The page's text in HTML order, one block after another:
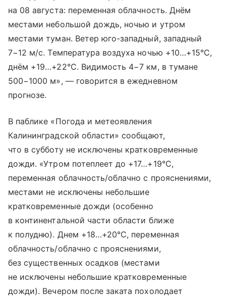
на 08 августа: переменная облачность. Днём
местами небольшой дождь, ночью и утром
местами туман. Ветер юго-западный, западный
7−12 м/с. Температура воздуха ночью +10…+15°C,
днём +19…+22°C. Видимость 4−7 км, в тумане
500−1000 м», — говорится в ежедневном
прогнозе.
В паблике «Погода и метеоявления
Калининградской области» сообщают,
что в субботу не исключены кратковременные
дожди. «Утром потеплеет до +17…+19°С,
переменная облачность/облачно с прояснениями,
местами не исключены небольшие
кратковременные дожди (особенно
в континентальной части области ближе
к полудню). Днем +18…+20°С, переменная
облачность/облачно с прояснениями,
без существенных осадков (местами
не исключены небольшие кратковременные
дожди). Вечером после заката похолодает